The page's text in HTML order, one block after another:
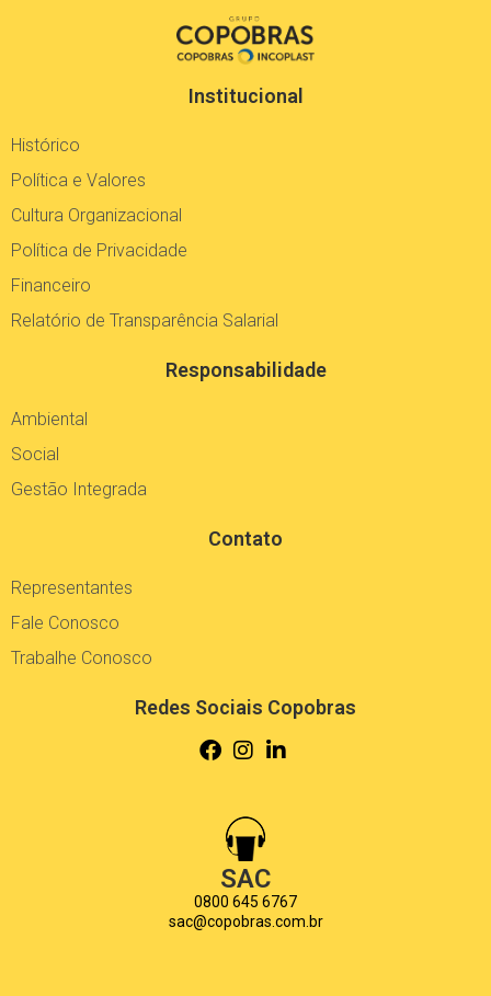
Institucional
Histórico
Política e Valores
Cultura Organizacional
Política de Privacidade
Financeiro
Relatório de Transparência Salarial
Responsabilidade
Ambiental
Social
Gestão Integrada
Contato
Representantes
Fale Conosco
Trabalhe Conosco
Redes Sociais Copobras
SAC
0800 645 6767
sac@copobras.com.br